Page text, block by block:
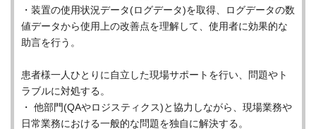
・装置の使用状況データ(ログデータ)を取得、ログデータの数
値データから使用上の改善点を理解して、使用者に効果的な
助言を行う。
患者様一人ひとりに自立した現場サポートを行い、問題やト
ラブルに対処する。
・ 他部門(QAやロジスティクス)と協力しながら、現場業務や
日常業務における一般的な問題を独自に解決する。